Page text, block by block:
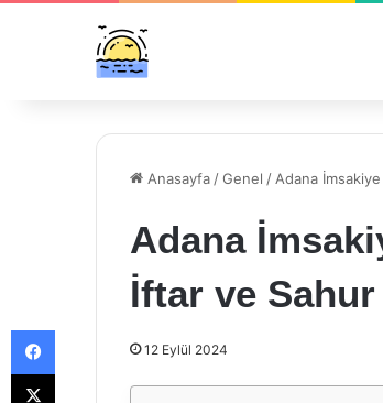
Anasayfa /Genel / Adana
Adana
İftar ve
12 Eylül 2024
Facebook
X